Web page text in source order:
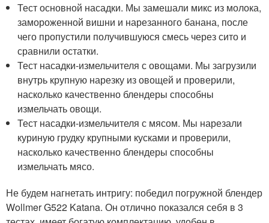
Тест основной насадки. Мы замешали микс из молока,
замороженной вишни и нарезанного банана, после
чего пропустили получившуюся смесь через сито и
сравнили остатки.
Тест насадки-измельчителя с овощами. Мы загрузили
внутрь крупную нарезку из овощей и проверили,
насколько качественно блендеры способны
измельчать овощи.
Тест насадки-измельчителя с мясом. Мы нарезали
куриную грудку крупными кусками и проверили,
насколько качественно блендеры способны
измельчать мясо.
Не будем нагнетать интригу: победил погружной блендер
Wollmer G522 Katana. Он отлично показался себя в 3